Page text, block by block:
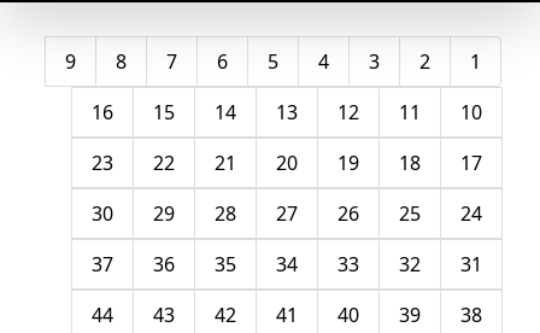
1
2
3
4
5
6
7
8
9
10
11
12
13
14
15
16
17
18
19
20
21
22
23
24
25
26
27
28
29
30
31
32
33
34
35
36
37
38
39
40
41
42
43
44